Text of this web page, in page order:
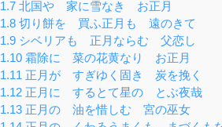
1.7北国や 家に雪なき お正月
1.8切り餅を 買ふ正月も 遠のきて
1.9シベリアも 正月ならむ 父恋し
1.10霜除に 菜の花黄なり お正月
1.11 正月が すぎゆく固き 炭を挽く
1.12正月に するとて星の とぶ夜哉
1.13正月の 油を惜しむ 宮の巫女